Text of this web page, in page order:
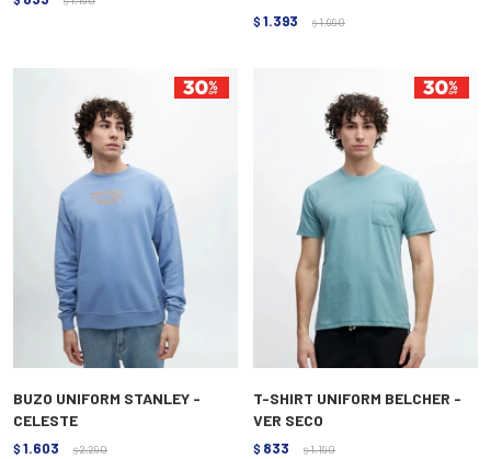
$ 1.393 $ 1.990
BUZO UNIFORM STANLEY -
CELESTE
$ 1.603 $ 2.290
T-SHIRT UNIFORM BELCHER -
VER SECO
$ 833 $ 1.190